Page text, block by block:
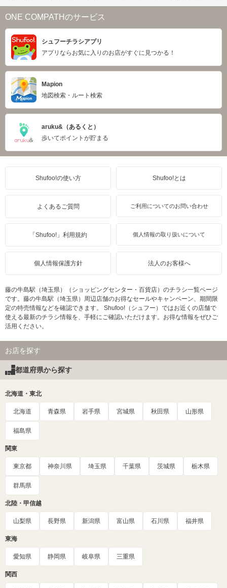
ONE COMPATHのサービス
シュフーチラシアプリ
アプリならお気に入りのお店がすぐに見つかる！
Mapion
地図検索・ルート検索
aruku&（あるくと）
歩いてポイントが貯まる
Shufoo!の使い方 Shufoo!とは
よくあるご質問 ご利用についてのお問い合わせ
「Shufoo!」利用規約 個人情報の取り扱いについて
個人情報保護方針 法人のお客様へ
藤の牛島駅（埼玉県）（ショッピングセンター・百貨店）のチラシ一覧ページ
です。藤の牛島駅（埼玉県）周辺店舗のお得なセールやキャンペーン、期間限
定の特売情報などを確認できます。 Shufoo!（シュフー）ではお近くの店舗で
使える最新のチラシ情報を、手軽にご確認いただけます。お得な情報をぜひご
活用ください。
お店を探す
都道府県から探す
北海道・東北
北海道 青森県 岩手県 宮城県 秋田県 山形県
福島県
関東
東京都 神奈川県 埼玉県 千葉県 茨城県 栃木県
群馬県
北陸・甲信越
山梨県 長野県 新潟県 富山県 石川県 福井県
東海
愛知県 静岡県 岐阜県 三重県
関西